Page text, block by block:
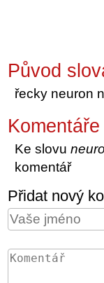
Původ
řecky neuron
Komentáře
Ke slovu
komentář
Přidat nový